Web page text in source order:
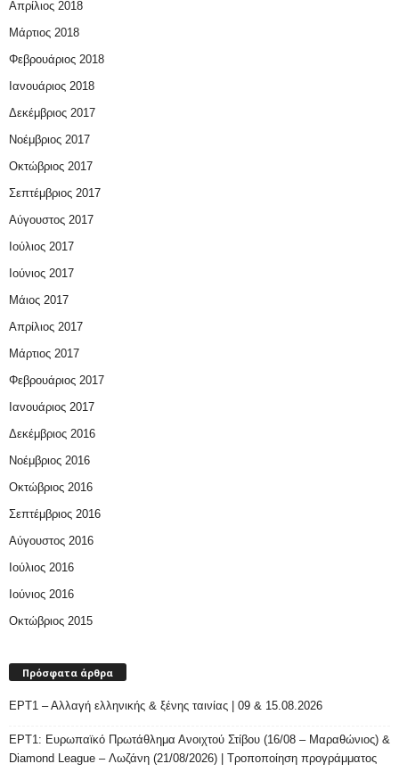
Απρίλιος 2018
Μάρτιος 2018
Φεβρουάριος 2018
Ιανουάριος 2018
Δεκέμβριος 2017
Νοέμβριος 2017
Οκτώβριος 2017
Σεπτέμβριος 2017
Αύγουστος 2017
Ιούλιος 2017
Ιούνιος 2017
Μάιος 2017
Απρίλιος 2017
Μάρτιος 2017
Φεβρουάριος 2017
Ιανουάριος 2017
Δεκέμβριος 2016
Νοέμβριος 2016
Οκτώβριος 2016
Σεπτέμβριος 2016
Αύγουστος 2016
Ιούλιος 2016
Ιούνιος 2016
Οκτώβριος 2015
Πρόσφατα άρθρα
ΕΡΤ1 – Αλλαγή ελληνικής & ξένης ταινίας | 09 & 15.08.2026
ΕΡΤ1: Ευρωπαϊκό Πρωτάθλημα Ανοιχτού Στίβου (16/08 – Μαραθώνιος) &
Diamond League – Λωζάνη (21/08/2026) | Τροποποίηση προγράμματος